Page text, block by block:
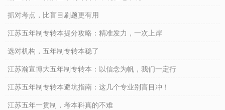
抓对考点，比盲目刷题更有用
江苏五年制专转本提分攻略：精准发力，一次上岸
选对机构，五年制专转本稳了
江苏瀚宣博大五年制专转本：以信念为帆，我们一定行
江苏五年制专转本避坑指南：这几个专业别盲目冲！
江苏五年一贯制，考本科真的不难